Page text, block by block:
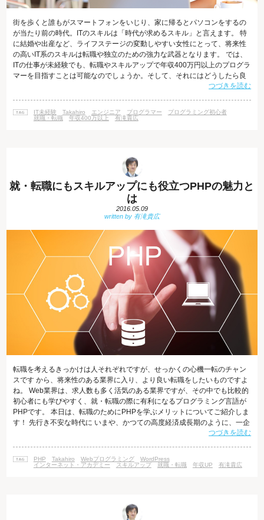
街を歩くと誰もがスマートフォンをいじり、家に帰るとパソコンをするの
が当たり前の時代。ITのスキルは「時代が求めるスキル」と言えます。 特
に結婚や出産など、ライフステージの変動しやすい女性にとって、将来性
の高いIT系のスキルは転職や独立のための強力な武器となります。 では、
ITの仕事が未経験でも、転職やスキルアップで年収400万円以上のプログラ
マーを目指すことは可能なのでしょうか。そして、それにはどうしたら良
いのでしょうか？ 本日は、そのポイントをご紹介します。 ITスキルは今後
IT導入や、組織横断型の情報管理システムの導入、インターネット上での
つづきを読む
IT未経験 Takahiro エンジニア プログラマー
プログラミング初心者
就職・転職
年収400万以上 有滝貴広
就・転職にもスキルアップにも役立つPHPの魅力と
は
2016.05.09
転職を考えるきっかけは人それぞれですが、せっかくの心機一転のチャン
スです から、将来性のある業界に入り、より良い転職をしたいものですよ
ね。 Web業界は、求人数も多く活気のある業界ですが、その中でも比較的
初心者にも学びやすく、就・転職の際に有利になるプログラミング言語が
PHPです。 本日は、転職のためにPHPを学ぶメリットについてご紹介しま
す！ 先行き不安な時代に いまや、かつての高度経済成長期のように、一企
業で定年まで勤め上げることが 難しい世の中になっています。安定した大
ん。 現在、転職をお考えの方の中には、企業の状況や家庭の事情により、
どちらかと いうとネガティブな理由により職場を変えることを考えておら
つづきを読む
PHP Takahiro Webプログラミング
WordPress
インターネット・アカデミー
スキルアップ 就職・転職 年収UP 有滝貴広